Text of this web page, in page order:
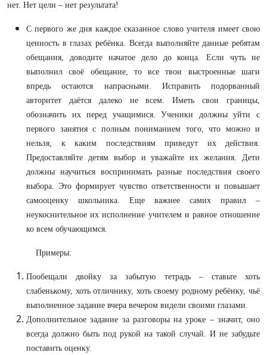
нет. Нет цели – нет результата!
С первого же дня каждое сказанное слово учителя имеет свою
ценность в глазах ребёнка. Всегда выполняйте данные ребятам
обещания, доводите начатое дело до конца. Если чуть не
выполнил своё обещание, то все твои выстроенные шаги
впредь остаются напрасными. Исправить подорванный
авторитет даётся далеко не всем. Иметь свои границы,
обозначить их перед учащимися. Ученики должны уйти с
первого занятия с полным пониманием того, что можно и
нельзя, к каким последствиям приведут их действия.
Предоставляйте детям выбор и уважайте их желания. Дети
должны научиться воспринимать разные последствия своего
выбора. Это формирует чувство ответственности и повышает
самооценку школьника. Еще важнее самих правил –
неукоснительное их исполнение учителем и равное отношение
ко всем обучающимся.
Примеры:
Пообещали двойку за забытую тетрадь – ставьте хоть
слабенькому, хоть отличнику, хоть своему родному ребёнку, чьё
выполненное задание вчера вечером видели своими глазами.
Дополнительное задание за разговоры на уроке – значит, оно
всегда должно быть под рукой на такой случай. И не забудьте
поставить оценку.